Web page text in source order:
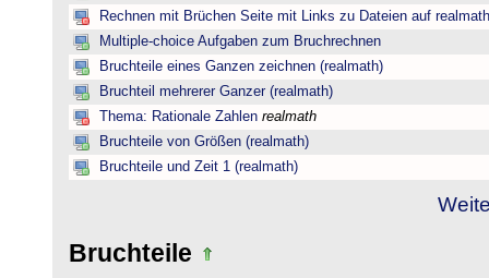
Rechnen mit Brüchen Seite mit Links zu Dateien auf
Multiple-choice Aufgaben zum Bruchrechnen
Bruchteile eines Ganzen zeichnen (realmath)
Bruchteil mehrerer Ganzer (realmath)
Thema: Rationale Zahlen realmath
Bruchteile von Größen (realmath)
Bruchteile und Zeit 1 (realmath)
Bruchteile